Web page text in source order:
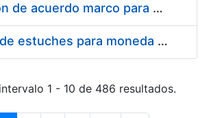
Contratación de acuerdo marco para el Suministro de Material de Electricidad para la Fábrica Nacional de Moneda y Timbre-Real Casa de la Moneda en su centro de trabajo de Burgos
Suministro de estuches para moneda de 30 €
1 - 10 de 486 resultados.